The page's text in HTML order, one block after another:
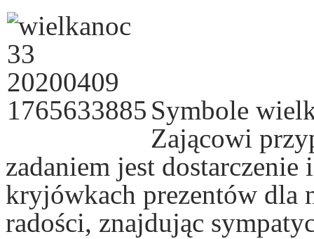
Symbole
Zającowi
zadaniem jest
kryjówkach prezentów dla
radości, znajdując